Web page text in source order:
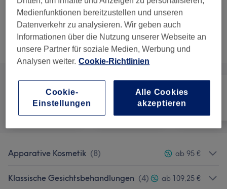
Gesichtsmassage
30 Min.Details anzeigen
Spare bis zu 5%
Alle Services
Alle
Apparative Kosmetik (8) ab 95 €
Klassische Gesichtsbehandlungen (4) ab 109,25 €
Medienfunktionen bereitzustellen und unseren
Datenverkehr zu analysieren. Wir geben auch
Informationen über die Nutzung unserer Webseite an
unsere Partner für soziale Medien, Werbung und
Analysen weiter. Cookie-Richtlinien
Cookie-
Einstellungen
Alle Cookies
akzeptieren